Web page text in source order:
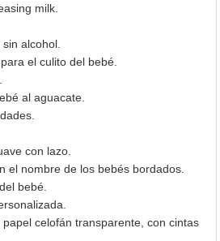
milk.
alcohol.
el culito del bebé.
al aguacate.
con lazo.
el nombre de los bebés bordados.
bebé.
celofán transparente, con cintas